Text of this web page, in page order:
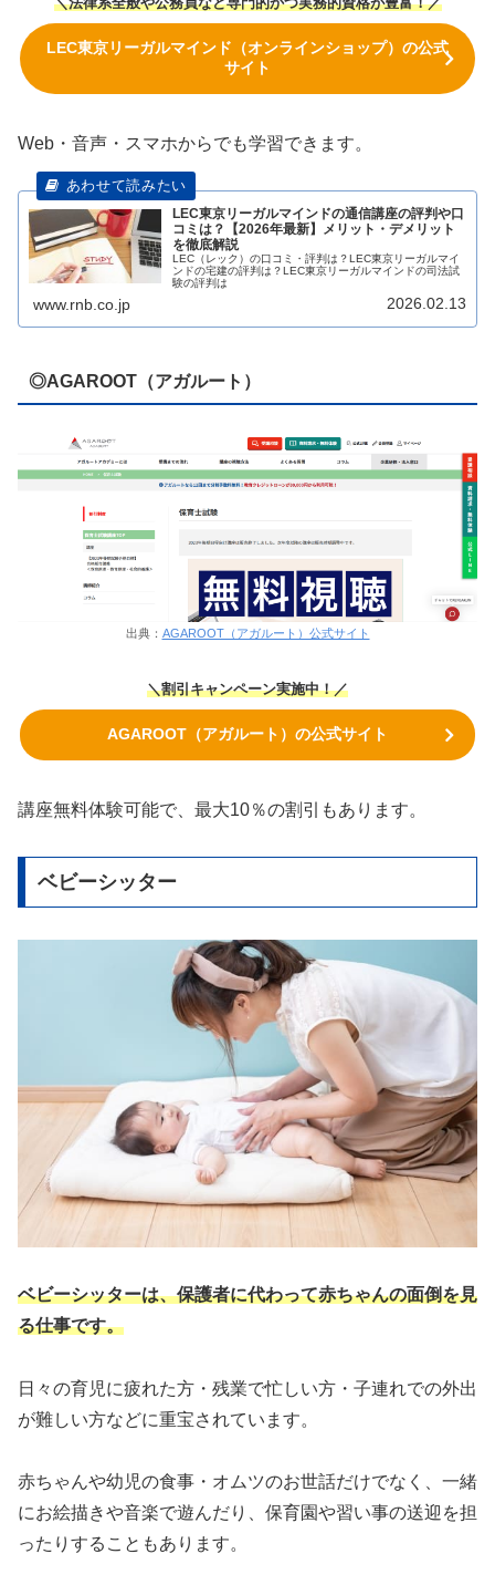
LEC東京リーガルマインド（オンラインショップ）の公式
サイト
Web・音声・スマホからでも学習できます。
LEC東京リーガルマインドの通信講座の評判や口
コミは？【2026年最新】メリット・デメリット
を徹底解説
LEC（レック）の口コミ・評判は？LEC東京リーガルマイ
ンドの宅建の評判は？LEC東京リーガルマインドの司法試
験の評判は
www.rnb.co.jp 2026.02.13
◎AGAROOT（アガルート）
出典： AGAROOT（アガルート）公式サイト
＼割引キャンペーン実施中！／
AGAROOT（アガルート）の公式サイト
講座無料体験可能で、最大10％の割引もあります。
ベビーシッター
ベビーシッターは、保護者に代わって赤ちゃんの面倒を見
る仕事です。
日々の育児に疲れた方・残業で忙しい方・子連れでの外出
が難しい方などに重宝されています。
赤ちゃんや幼児の食事・オムツのお世話だけでなく、一緒
にお絵描きや音楽で遊んだり、保育園や習い事の送迎を担
ったりすることもあります。